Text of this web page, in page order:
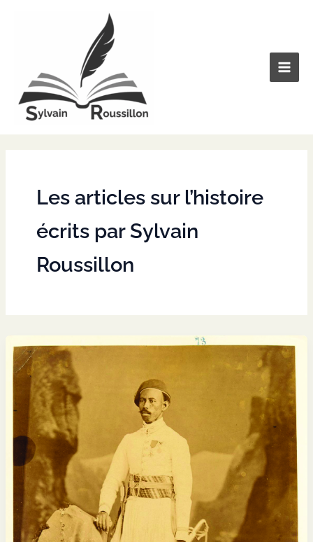
Les articles sur l’histoire
écrits par Sylvain
Roussillon